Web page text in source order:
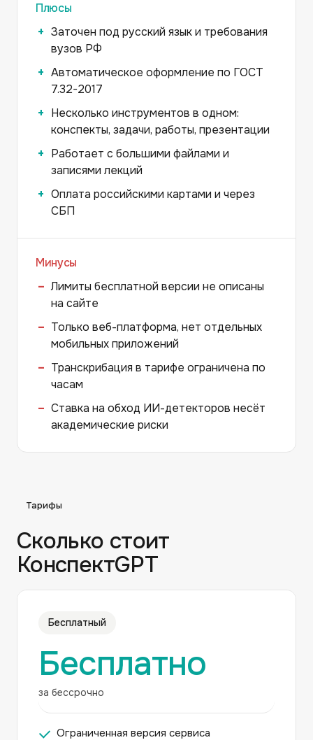
Плюсы
Заточен под русский язык и требования
вузов РФ
Автоматическое оформление по ГОСТ
7.32-2017
Несколько инструментов в одном:
конспекты, задачи, работы, презентации
Работает с большими файлами и
записями лекций
Оплата российскими картами и через
СБП
Минусы
Лимиты бесплатной версии не описаны
на сайте
Только веб-платформа, нет отдельных
мобильных приложений
Транскрибация в тарифе ограничена по
часам
Ставка на обход ИИ-детекторов несёт
академические риски
Тарифы
Сколько стоит
КонспектGPT
Бесплатный
Бесплатно
за бессрочно
Ограниченная версия сервиса